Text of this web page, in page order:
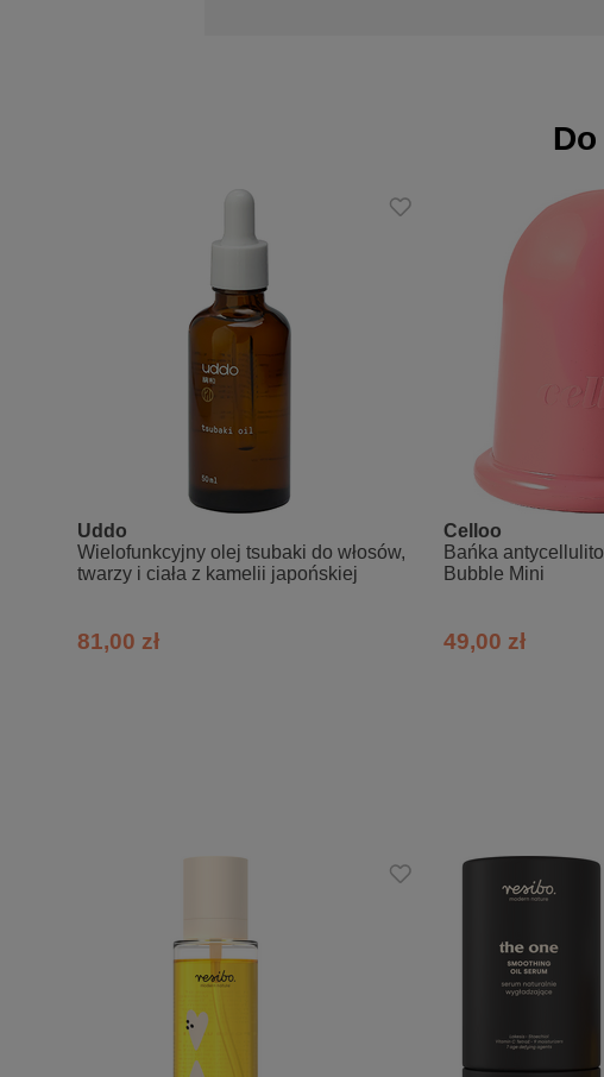
modeluje sylwetkę
Zalety
bogaty w naturalne ekstrakty i oleje,
98,4% składników naturalnych
Sposób uzycia
Niewielką ilość balsamu wmasować
balsam należy stosować regularnie. Można
1. Zamień wszystkie swoje napoje na wodę i
8. Nie mieszaj jedzenia i picia. Ułatwisz
9. Wysypiaj się! Jak długo? Przetestuj na sobie.
10. Jedz codziennie zielone warzywa,
Stosując się do powyższych kroków efekty
Aqua, Cetearyl Alcohol*, Glycerin,
Butter, Crambe Abyssinica Seed Oil, Vitis
Triglyceride*, Plankton Extract*, Macadamia
Uddo
Wielofunkcyjny olej tsubaki do włosów,
twarzy i ciała z kamelii japońskiej
81,00 zł
Celloo
Bańka
Bubble Mini
49,00 zł